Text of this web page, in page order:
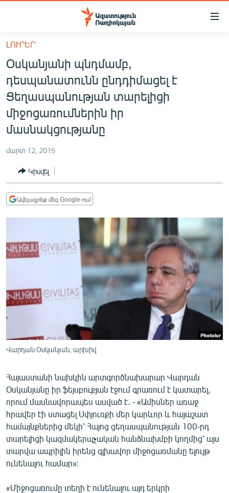
Մատչելիության
հիմնական
բովանդակությանը
Անցնել
հիմնական
մենյուին
Որոնում
ՀԱՅԱՍՏԱՆ
ՔԱՂԱՔԱԿԱՆ
ԸՆՏՐՈՒԹՅՈՒՆՆԵՐ 2026
ԻՐԱՎՈՒՆՔ
ՀԱՍԱՐԱԿՈՒԹՅՈՒՆ
ՂԱՐԱԲԱՂ
ՊԱՏԵՐԱԶՄԻ 6 ՇԱԲԱԹՆԵՐԸ
ՏԱՐԱԾԱՇՐՋԱՆ
ՄՇԱԿՈՒՅԹ
ՄԵԿՆԱԲԱՆՈՒԹՅՈՒՆ
ԿՈՐՈՆԱՎԻՐՈՒՍ
ԱՐԽԻՎ
ԲԱՆԱՎԵՃ
ՁԳՏԵԼՈՎ ԼԱՎԱԳՈՒՅՆԻՆ
ՓՈԴՔԱՍԹ
Հայերեն
English
Русский
ԼՈՒՐԵՐ
Օսկանյանի պնդմամբ,
դեսպանատունն ընդդիմացել է
Ցեղասպանության տարելիցի
միջոցառումներին իր
մասնակցությանը
մարտ 12, 2015
Կիսվել
Ավելացրեք մեզ Google-ում
Վարդան Օսկանյան, արխիվ
Հայաստանի նախկին արտգործնախարար Վարդան
Օսկանյանը իր ֆեյսբուքյան էջում գրառում է կատարել,
որում մասնավորապես ասված է․ - «Ամիսներ առաջ
հրավեր էի ստացել Սփյուռքի մեր կարևոր և հայաշատ
համայնքներից մեկի՝ Հայոց ցեղասպանության 100-րդ
տարելիցի կազմակերպչական հանձնախմբի կողմից՝ այս
տարվա ապրիլին իրենց գլխավոր միջոցառմանը ելույթ
ունենալու համար»:
«Միջոցառումը տեղի է ունենալու այդ երկրի